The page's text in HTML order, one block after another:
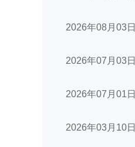
2026年08月03日
2026年07月03日
2026年07月01日
2026年03月10日